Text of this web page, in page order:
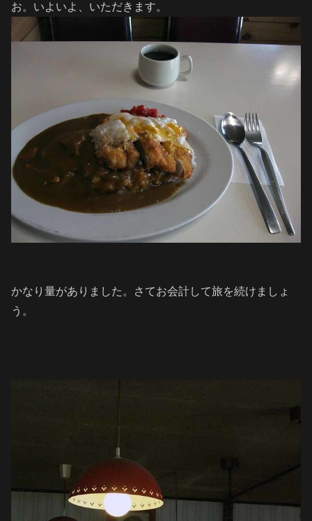
お。いよいよ、いただきます。
かなり量がありました。さてお会計して旅を続けましょ
う。